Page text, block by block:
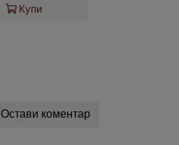
Купи
Остави коментар